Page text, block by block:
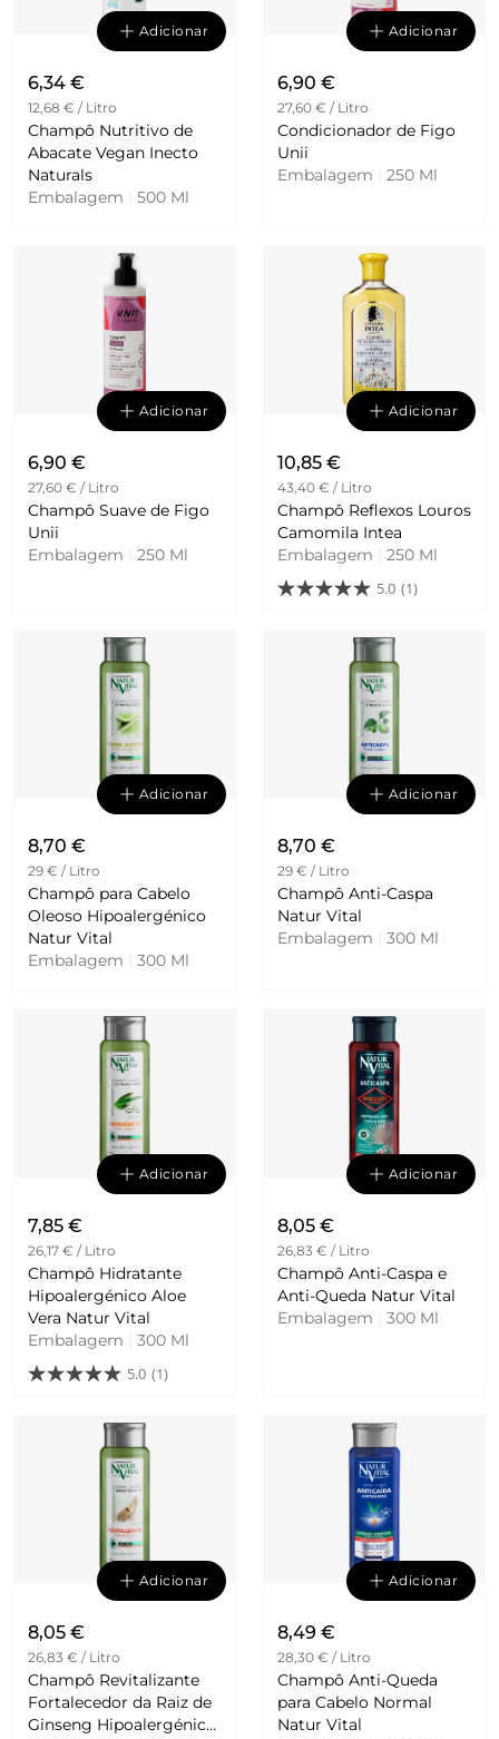
Adicionar
6,34 €
12,68 € / Litro
Champô Nutritivo de
Abacate Vegan Inecto
Naturals
Embalagem
500 Ml
Adicionar
6,90 €
27,60 € / Litro
Condicionador de Figo
Unii
Embalagem
250 Ml
Adicionar
6,90 €
27,60 € / Litro
Champô Suave de Figo
Unii
Embalagem
250 Ml
Adicionar
10,85 €
43,40 € / Litro
Champô Reflexos Louros
Camomila Intea
Embalagem
250 Ml
5.0 (1)
Adicionar
8,70 €
29 € / Litro
Champô para Cabelo
Oleoso Hipoalergénico
Natur Vital
Embalagem
300 Ml
Adicionar
8,70 €
29 € / Litro
Champô Anti-Caspa
Natur Vital
Embalagem
300 Ml
Adicionar
7,85 €
26,17 € / Litro
Champô Hidratante
Hipoalergénico Aloe
Vera Natur Vital
Embalagem
300 Ml
5.0 (1)
Adicionar
8,05 €
26,83 € / Litro
Champô Anti-Caspa e
Anti-Queda Natur Vital
Embalagem
300 Ml
Adicionar
8,05 €
26,83 € / Litro
Champô Revitalizante
Fortalecedor da Raiz de
Ginseng Hipoalergénico
Adicionar
8,49 €
28,30 € / Litro
Champô Anti-Queda
para Cabelo Normal
Natur Vital